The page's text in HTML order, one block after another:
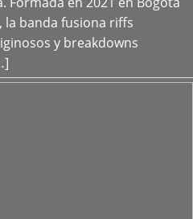
la banda fusiona riffs
y breakdowns